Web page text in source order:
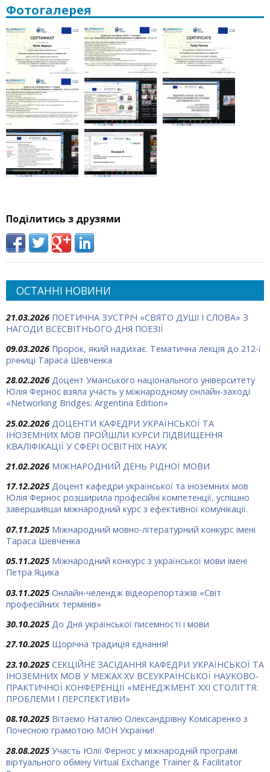
Фотогалерея
Поділитись з друзями
ОСТАННІ НОВИНИ
21.03.2026 ПОЕТИЧНА ЗУСТРІЧ «СВЯТО ДУШІ І СЛОВА» З
НАГОДИ ВСЕСВІТНЬОГО ДНЯ ПОЕЗІЇ
09.03.2026 Пророк, який надихає. Тематична лекція до 212-ї
річниці Тараса Шевченка
28.02.2026 Доцент Уманського національного університету
Юлія Фернос взяла участь у міжнародному онлайн-заході
«Networking Bridges: Argentina Edition»
25.02.2026 ДОЦЕНТИ КАФЕДРИ УКРАЇНСЬКОЇ ТА
ІНОЗЕМНИХ МОВ ПРОЙШЛИ КУРСИ ПІДВИЩЕННЯ
КВАЛІФІКАЦІЇ У СФЕРІ ОСВІТНІХ НАУК
21.02.2026 МІЖНАРОДНИЙ ДЕНЬ РІДНОЇ МОВИ
17.12.2025 Доцент кафедри української та іноземних мов
Юлія Фернос розширила професійні компетенції, успішно
завершивши міжнародний курс з ефективної комунікації.
07.11.2025 Міжнародний мовно-літературний конкурс імені
Тараса Шевченка
05.11.2025 Міжнародний конкурс з української мови імені
Петра Яцика
03.11.2025 Онлайн-челендж відеорепортажів «Світ
професійних термінів»
30.10.2025 До Дня української писемності і мови
27.10.2025 Щорічна традиція єднання!
23.10.2025 СЕКЦІЙНЕ ЗАСІДАННЯ КАФЕДРИ УКРАЇНСЬКОЇ ТА
ІНОЗЕМНИХ МОВ У МЕЖАХ ХV ВСЕУКРАЇНСЬКОЇ НАУКОВО-
ПРАКТИЧНОЇ КОНФЕРЕНЦІЇ «МЕНЕДЖМЕНТ XXI СТОЛІТТЯ:
ПРОБЛЕМИ І ПЕРСПЕКТИВИ»
08.10.2025 Вітаємо Наталію Олександрівну Комісаренко з
Почесною грамотою МОН України!
28.08.2025 Участь Юлії Фернос у міжнародній програмі
віртуального обміну Virtual Exchange Trainer & Facilitator